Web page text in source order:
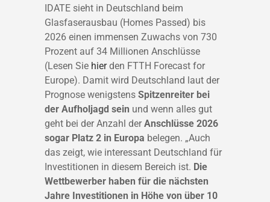
IDATE sieht in Deutschland beim
Glasfaserausbau (Homes Passed) bis
2026 einen immensen Zuwachs von 730
Prozent auf 34 Millionen Anschlüsse
(Lesen Sie hierden FTTH Forecast for
Europe). Damit wird Deutschland laut der
Prognose wenigstens Spitzenreiter bei
der Aufholjagd sein und wenn alles gut
geht bei der Anzahl derAnschlüsse 2026
sogar Platz 2 in Europa belegen. „Auch
das zeigt, wie interessant Deutschland für
Investitionen in diesem Bereich ist. Die
Wettbewerber haben für die nächsten
Jahre Investitionen in Höhe von über 10